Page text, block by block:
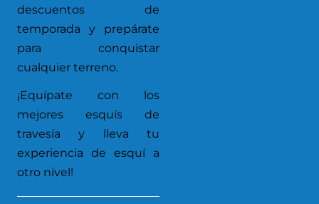
descuentos de
temporada y prepárate
para conquistar
cualquier terreno.
¡Equípate con los
mejores esquís de
travesía y lleva tu
experiencia de esquí a
otro nivel!